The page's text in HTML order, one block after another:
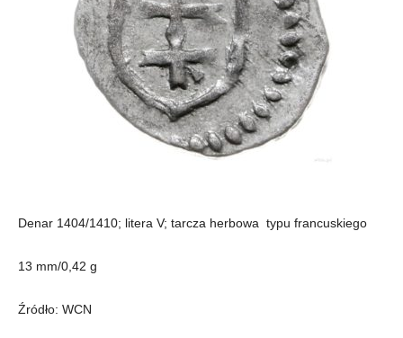
Denar 1404/1410; litera V; tarcza herbowa typu francuskiego
13 mm/0,42 g
Źródło: WCN